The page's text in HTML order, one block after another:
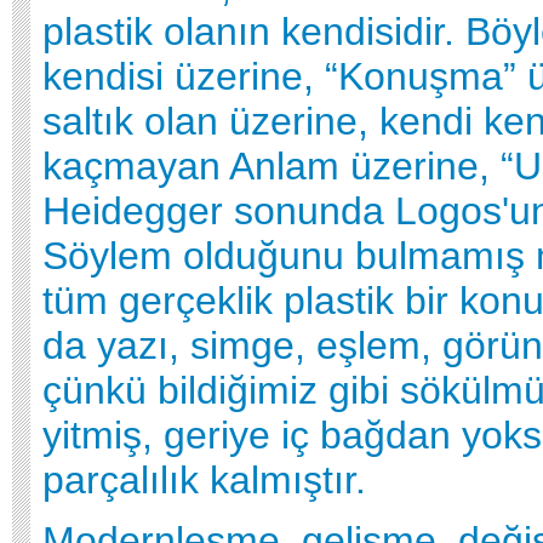
plastik olanın kendisidir.
kendisi üzerine, “Konuşma”
saltık olan üzerine, kendi
kaçmayan Anlam üzerine,
Heidegger sonunda
Söylem olduğunu bulmamış
tüm gerçeklik plastik bir
da yazı, simge, eşlem,
çünkü bildiğimiz gibi
yitmiş, geriye iç bağdan
parçalılık kalmıştır.